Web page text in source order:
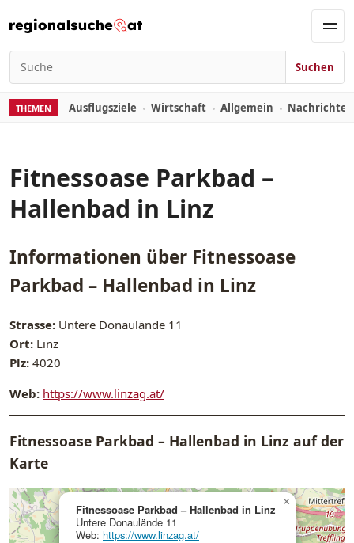
Suchen nach:
Suchen
THEMEN Ausflugsziele Wirtschaft Allgemein
Fitnessoase Parkbad –
Hallenbad in Linz
Informationen über Fitnessoase
Parkbad – Hallenbad in Linz
Strasse: Untere Donaulände 11
Ort: Linz
Plz: 4020
Web: https://www.linzag.at/
Fitnessoase Parkbad – Hallenbad in Linz auf der
Karte
Fitnessoase Parkbad – Hallenbad in Linz
Untere Donaulände 11
Web: https://www.linzag.at/
×